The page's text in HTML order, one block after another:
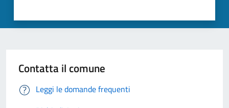
Contatta il comune
Leggi le domande frequenti